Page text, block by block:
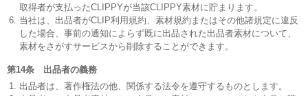
取得者が支払ったCLIPPYが当該CLIPPY素材に貯まります。
当社は、出品者がCLIP利用規約、素材規約またはその他諸規定に違反
した場合、事前の通知によらず既に出品された出品者素材について、
素材をさがすサービスから削除することができます。
第14条 出品者の義務
出品者は、著作権法の他、関係する法令を遵守するものとします。